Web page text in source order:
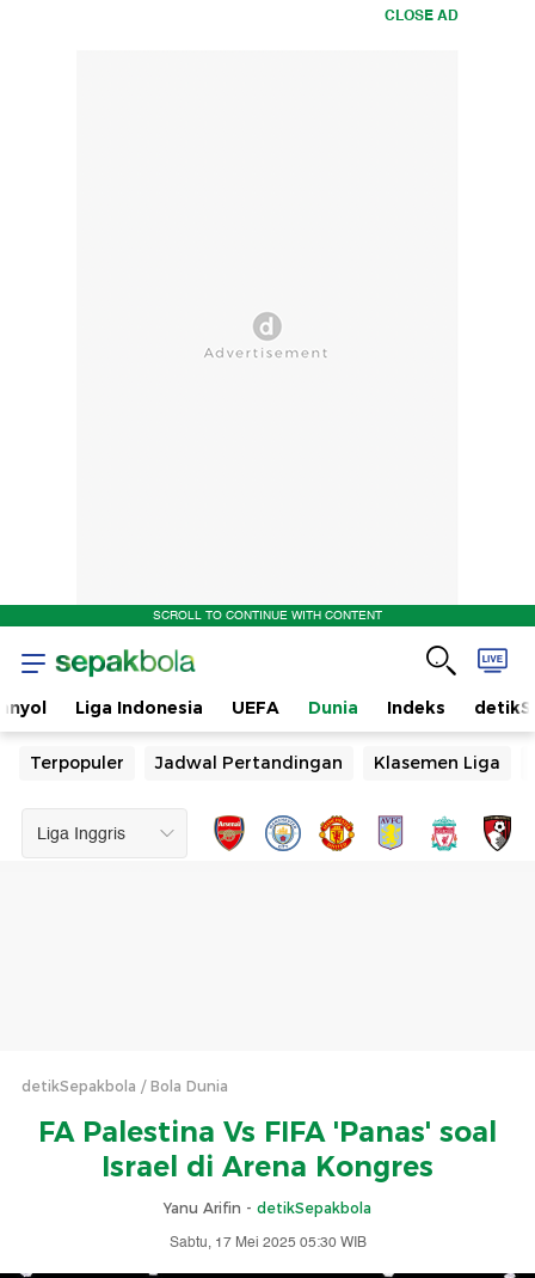
CLOSE AD
SCROLL TO CONTINUE WITH CONTENT
Liga Indonesia UEFA Dunia Indeks
Terpopuler Jadwal Pertandingan Klasemen Liga
detikSepakbola Bola Dunia
FA Palestina Vs FIFA 'Panas' soal
Israel di Arena Kongres
Yanu Arifin - detikSepakbola
Sabtu, 17 Mei 2025 05:30 WIB